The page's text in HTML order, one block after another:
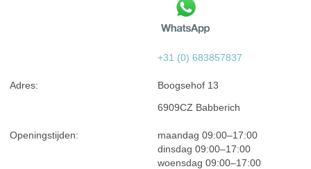
+31 (0) 683857837
Adres:
Boogsehof 13
6909CZ Babberich
Openingstijden: maandag 09:00–17:00
dinsdag 09:00–17:00
woensdag 09:00–17:00